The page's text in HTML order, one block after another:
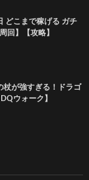
どこまで稼げる ガチ
回】【攻略】
杖が強すぎる！ドラゴ
ウォーク】